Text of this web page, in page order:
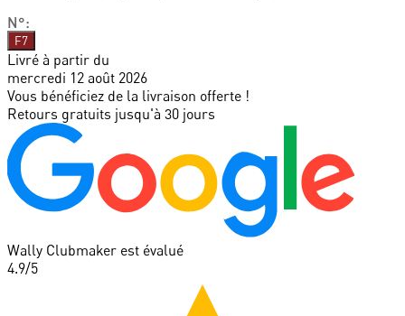
N°:
F7
Livré à partir du
mercredi 12 août 2026
Vous bénéficiez de la livraison offerte !
Retours gratuits jusqu'à 30 jours
Wally Clubmaker est évalué
4.9/5